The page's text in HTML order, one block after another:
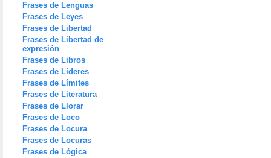
Frases de Lenguas
Frases de Leyes
Frases de Libertad
Frases de Libertad de
expresión
Frases de Libros
Frases de Líderes
Frases de Límites
Frases de Literatura
Frases de Llorar
Frases de Loco
Frases de Locura
Frases de Locuras
Frases de Lógica